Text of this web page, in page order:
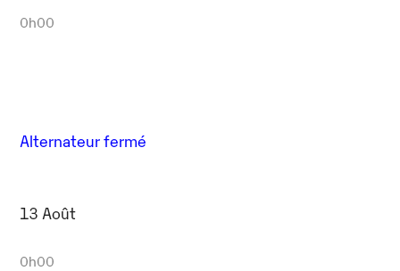
0h00
Alternateur fermé
13 Août
0h00